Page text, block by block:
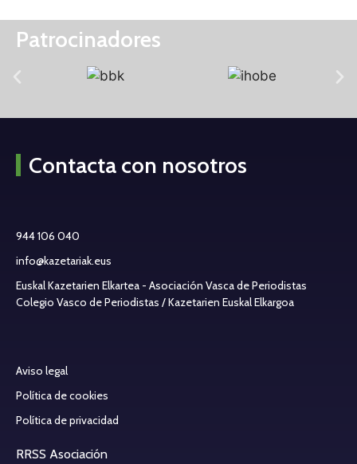
Patrocinadores
Contacta con nosotros
944 106 040
info@kazetariak.eus
Euskal Kazetarien Elkartea - Asociación Vasca de Periodistas
Colegio Vasco de Periodistas / Kazetarien Euskal Elkargoa
Aviso legal
Política de cookies
Política de privacidad
RRSS Asociación